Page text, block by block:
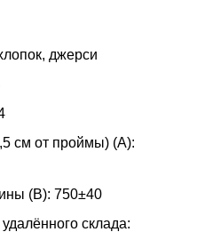
джерси
см от проймы) (A):
(B): 750±40
склада: